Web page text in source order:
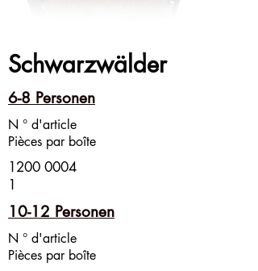
Schwarzwälder
6-8 Personen
N ° d'article
Pièces par boîte
1200 0004
1
10-12 Personen
N ° d'article
Pièces par boîte